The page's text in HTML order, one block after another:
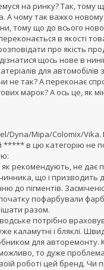
на ринку? Так, тому
А чому так важко
тому що до всього
в якості
про якість
щось нове в
для автомобілів
не так? А переконає
марок? А ось це, як
Dyna/Mipa/Colomix/
***** в цю категорію не
рекомендують, не дає
що і призводить
до пігментів.
пофарбували
разом.
потрібно
каламутні і бляклі.
для
то дуже
роботі цей бренд. Чи